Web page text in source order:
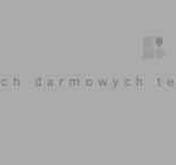
darmowych